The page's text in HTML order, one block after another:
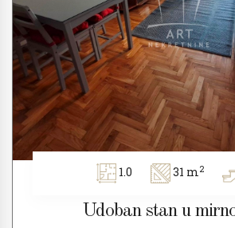
1.0 31 m2
Udoban stan u